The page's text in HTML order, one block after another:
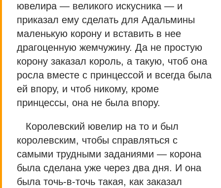
ювелира — великого искусника — и
приказал ему сделать для Адальмины
маленькую корону и вставить в нее
драгоценную жемчужину. Да не простую
корону заказал король, а такую, чтоб она
росла вместе с принцессой и всегда была
ей впору, и чтоб никому, кроме
принцессы, она не была впору.
Королевский ювелир на то и был
королевским, чтобы справляться с
самыми трудными заданиями — корона
была сделана уже через два дня. И она
была точь-в-точь такая, как заказал